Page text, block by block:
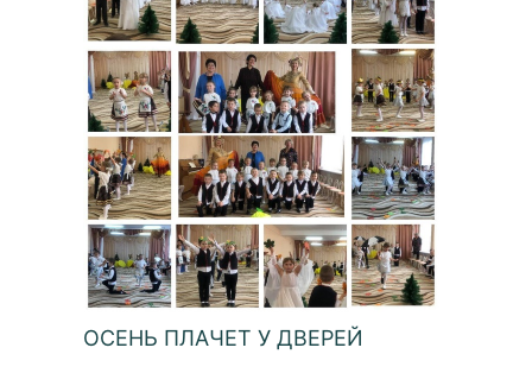
ОСЕНЬ ПЛАЧЕТ У ДВЕРЕЙ